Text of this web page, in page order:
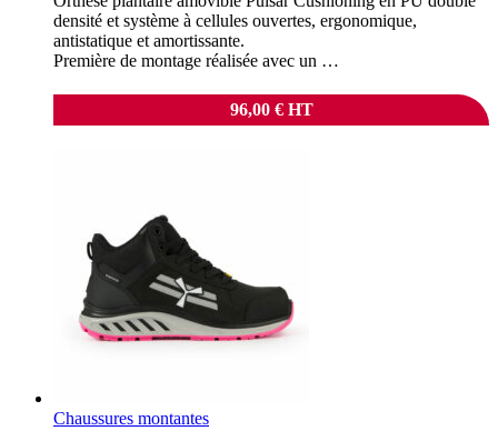
densité et système à cellules ouvertes, ergonomique,
antistatique et amortissante.
Première de montage réalisée avec un …
96,00 €HT
Chaussures montantes